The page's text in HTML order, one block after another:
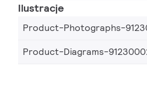
Ilustracje
Product-Photographs-
Product-Diagrams-